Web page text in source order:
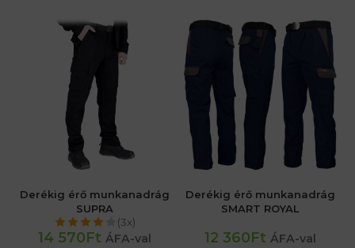
Derékig érő munkanadrág
SUPRA
(3x)
14 570Ft ÁFA-val
Derékig érő munkanadrág
SMART ROYAL
12 360Ft ÁFA-val